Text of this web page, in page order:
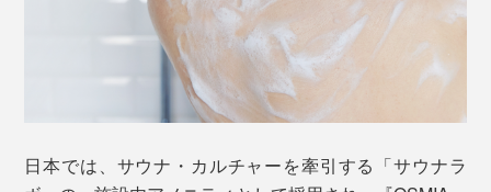
日本では、サウナ・カルチャーを牽引する「サウナラ